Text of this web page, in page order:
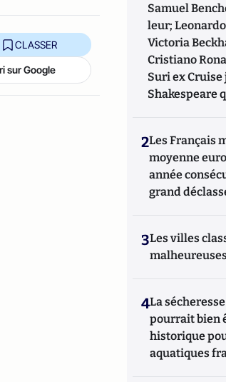
CLASSER
sur Google
Samuel
leur;
Victoria
Cristiano
Suri ex Cruise
Shakespeare
2Les Français
moyenne
année
grand
3Les villes
4La
pourrait bien
historique
aquatiques